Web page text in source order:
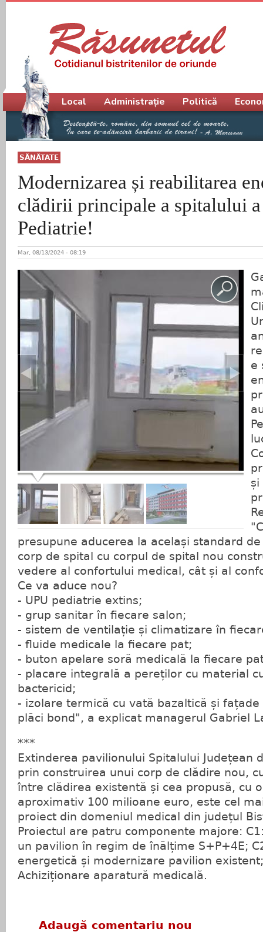
SĂNĂTATE
Modernizarea și reabilitarea
clădirii principale a spitalului
Pediatrie!
Mar, 08/13/2024 - 08:19
e
și
presupune aducerea la același standard
corp de spital cu corpul de spital nou
vedere al confortului medical, cât și al
Ce va aduce nou?
- UPU pediatrie extins;
- grup sanitar în fiecare salon;
- sistem de ventilație și climatizare în
- fluide medicale la fiecare pat;
- buton apelare soră medicală la fiecare
- placare integrală a pereților cu material
bactericid;
- izolare termică cu vată bazaltică și
plăci bond", a explicat managerul Gabriel
***
Extinderea pavilionului Spitalului Județean
prin construirea unui corp de clădire nou,
între clădirea existentă și cea propusă, cu
aproximativ 100 milioane euro, este cel
proiect din domeniul medical din județul
Proiectul are patru componente majore:
un pavilion în regim de înălțime S+P+4E;
energetică și modernizare pavilion
Achiziționare aparatură medicală.
Adaugă comentariu nou
Meniu principal
Local Administrație Politică